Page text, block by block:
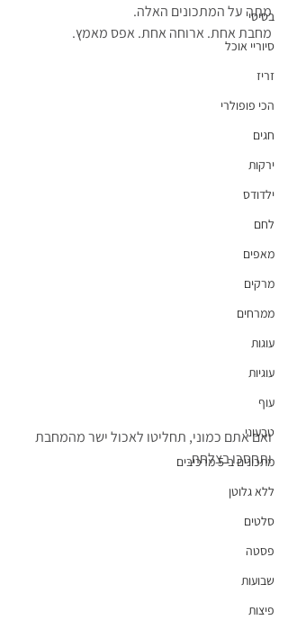
בסיסי
סיוריי אוכל
זריז
הכי פופולרי
חגים
ירקות
ילדודס
לחם
מאפים
מרקים
ממרחים
עוגות
עוגיות
עוף
טבעוני
מתכונים ב-5 מרכיבים
ללא גלוטן
סלטים
פסטה
שבועות
פיצות
מתה על המתכונים האלה.
מחבת אחת. ארוחה אחת. אפס מאמץ.
ואם אתם כמוני, תחליטו לאכול ישר מהמחבת
ותחסכו בצלחת.